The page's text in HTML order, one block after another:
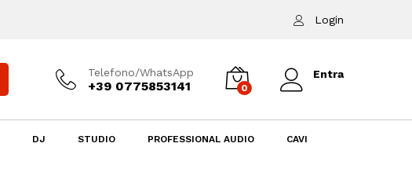
Login
Telefono/WhatsApp
+39 0775853141 0
Entra
DJ STUDIO PROFESSIONAL AUDIO CAVI